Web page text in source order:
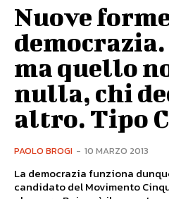
Nuove
ma quello
nulla, chi
altro. Tipo
PAOLO BROGI - 10 MARZO 2013
La democrazia funziona
candidato del Movimento